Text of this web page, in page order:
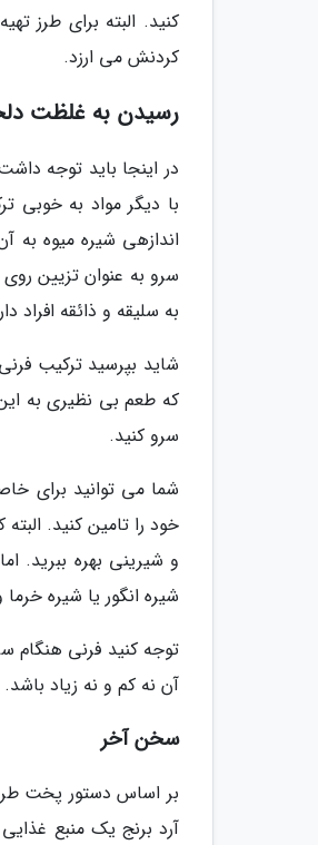
کنید. البته برای طرز
کردنش می ارزد.
رسیدن به غلظت
در اینجا باید توجه
با دیگر مواد به خوبی
اندازهی شیره میوه به
سرو به عنوان تزیین
به سلیقه و ذائقه افراد
شاید بپرسید ترکیب
که طعم بی نظیری به
سرو کنید.
شما می توانید برای
خود را تامین کنید.
و شیرینی بهره ببرید.
شیره انگور یا شیره
توجه کنید فرنی هنگام
آن نه کم و نه زیاد باشد.
سخن آخر
بر اساس دستور پخت
آرد برنج یک منبع